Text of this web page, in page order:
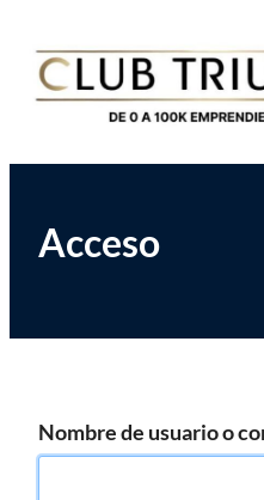
contenido
Club Triunfers
Acceso
Nombre de usuario o